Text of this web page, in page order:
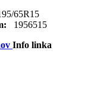
65R15
1956515
Info linka